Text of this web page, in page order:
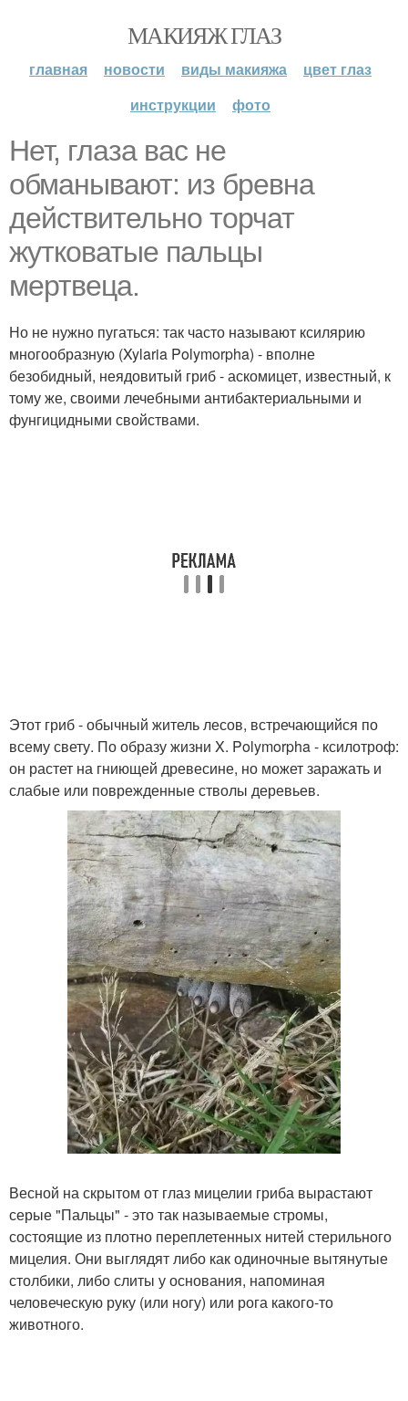
МАКИЯЖ ГЛАЗ
главная новости виды макияжа
цвет глаз
инструкции
фото
Нет, глаза вас не
обманывают: из бревна
действительно торчат
жутковатые пальцы
мертвеца.
Но не нужно пугаться: так часто называют ксилярию
многообразную (Xylaria Polymorpha) - вполне
безобидный, неядовитый гриб - аскомицет, известный, к
тому же, своими лечебными антибактериальными и
фунгицидными свойствами.
Этот гриб - обычный житель лесов, встречающийся по
всему свету. По образу жизни X. Polymorpha - ксилотроф:
он растет на гниющей древесине, но может заражать и
слабые или поврежденные стволы деревьев.
Весной на скрытом от глаз мицелии гриба вырастают
серые "Пальцы" - это так называемые стромы,
состоящие из плотно переплетенных нитей стерильного
мицелия. Они выглядят либо как одиночные вытянутые
столбики, либо слиты у основания, напоминая
человеческую руку (или ногу) или рога какого-то
животного.